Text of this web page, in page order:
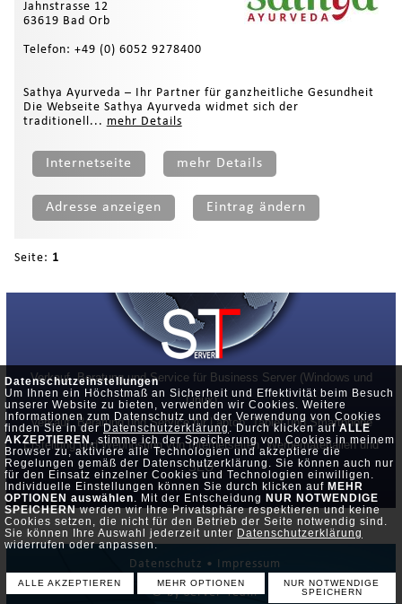
Datenschutzeinstellungen
Um Ihnen ein Höchstmaß an Sicherheit und Effektivität beim Besuch
unserer Website zu bieten, verwenden wir Cookies. Weitere
Informationen zum Datenschutz und der Verwendung von Cookies
finden Sie in derDatenschutzerklärung. Durch klicken aufALLE
AKZEPTIEREN, stimme ich der Speicherung von Cookies in meinem
Browser zu, aktiviere alle Technologien und akzeptiere die
Regelungen gemäß der Datenschutzerklärung. Sie können auch nur
für den Einsatz einzelner Cookies und Technologien einwilligen.
Individuelle Einstellungen können Sie durch klicken auf MEHR
OPTIONEN auswählen. Mit der Entscheidung NUR NOTWENDIGE
SPEICHERNwerden wir Ihre Privatsphäre respektieren und keine
Cookies setzen, die nicht für den Betrieb der Seite notwendig sind.
Sie können Ihre Auswahl jederzeit unter Datenschutzerklärung
widerrufen oder anpassen.
ALLE AKZEPTIEREN MEHR OPTIONEN
NUR NOTWENDIGE
SPEICHERN
Jahnstrasse 12
63619 Bad Orb
Telefon: +49 (0) 6052 9278400
Sathya Ayurveda – Ihr Partner für ganzheitliche Gesundheit
Die Webseite Sathya Ayurveda widmet sich der
traditionell... mehr Details
Internetseite mehr Details
Adresse anzeigen Eintrag ändern
Seite: 1
Verkauf, Beratung und Service für Business Server (Windows und
Linux)
Verkauf, Beratung und Service für Laptop, Tablet und Smartphone
Erstellung und Webhosting von Internetseiten, Werbematerialien und
SEO
Datenschutz • Impressum
© by Server-Team